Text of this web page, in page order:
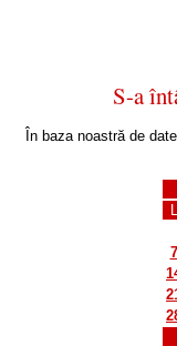
S-a
În baza noastră de
L
7